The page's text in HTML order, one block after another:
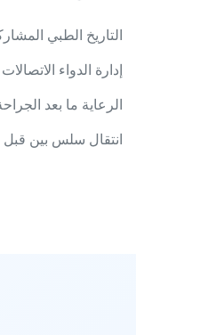
التاريخ الطبي
إدارة الدواء الاتصالات
الرعاية ما بعد
انتقال سلس بين قبل